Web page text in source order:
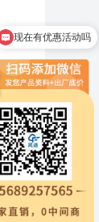
现在有优惠活动吗